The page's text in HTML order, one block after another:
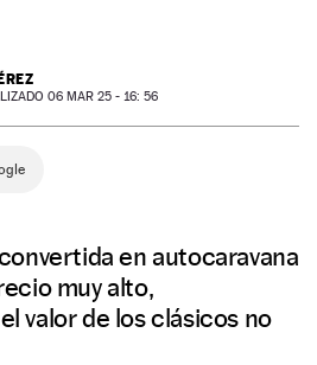
06 MAR 25 - 16: 56
en autocaravana
muy alto,
valor de los clásicos no